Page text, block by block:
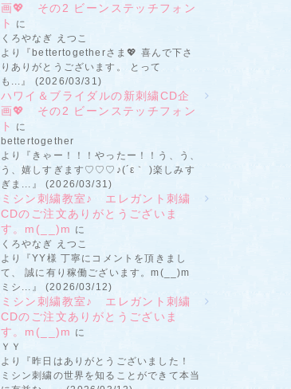
画💖 その2 ビーンステッチフォン
ト
に
くろやなぎ えつこ
より『bettertogetherさま💖 喜んで下さ
りありがとうございます。 とって
も...』 (2026/03/31)
ハワイ＆ブライダルの新刺繍CD企
画💖 その2 ビーンステッチフォン
ト
に
bettertogether
より『きゃー！！！やったー！！う、う、
う、嬉しすぎます♡♡♡♪(´ε｀ )楽しみす
ぎま...』 (2026/03/31)
ミシン刺繍教室♪ エレガント刺繍
CDのご注文ありがとうございま
す。m(__)m に
くろやなぎ えつこ
より『YY様 丁寧にコメントを頂きまし
て、 誠に有り稼働ございます。m(__)m
ミシ...』 (2026/03/12)
ミシン刺繍教室♪ エレガント刺繍
CDのご注文ありがとうございま
す。m(__)m に
ＹＹ
より『昨日はありがとうございました！
ミシン刺繍の世界を知ることができて本当